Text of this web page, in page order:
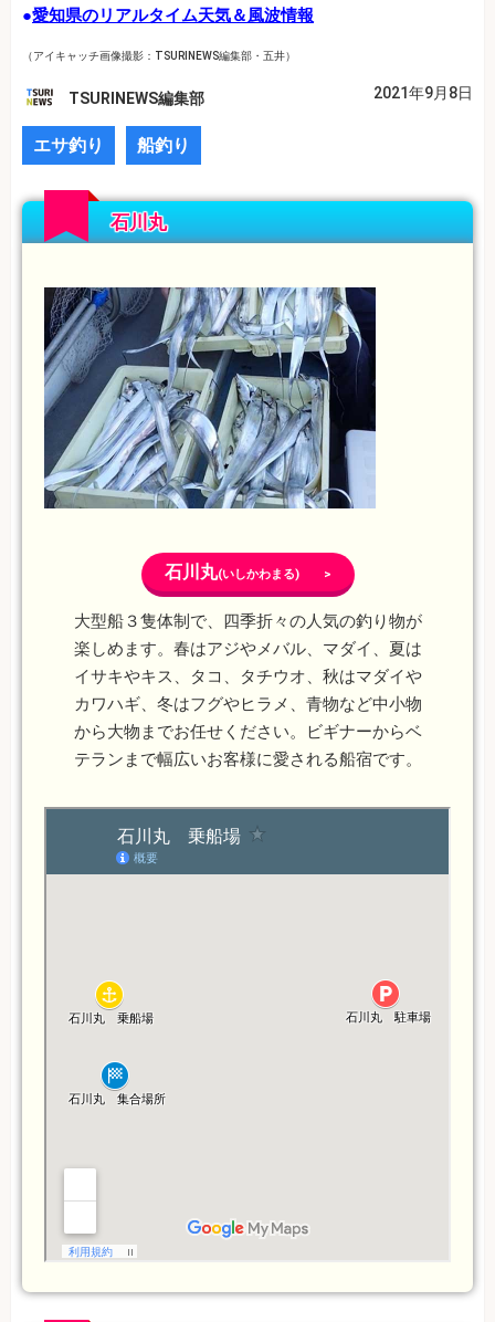
●愛知県のリアルタイム天気＆風波情報
（アイキャッチ画像撮影：TSURINEWS編集部・五井）
TSURINEWS編集部 2021年9月8日
エサ釣り 船釣り
石川丸
石川丸(いしかわまる) >
大型船３隻体制で、四季折々の人気の釣り物が
楽しめます。春はアジやメバル、マダイ、夏は
イサキやキス、タコ、タチウオ、秋はマダイや
カワハギ、冬はフグやヒラメ、青物など中小物
から大物までお任せください。ビギナーからベ
テランまで幅広いお客様に愛される船宿です。